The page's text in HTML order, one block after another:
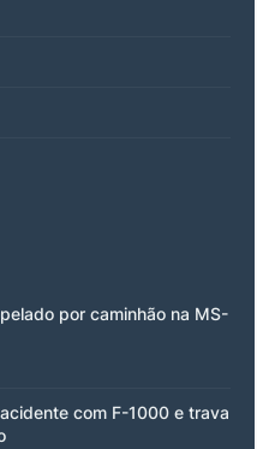
por caminhão na MS-
com F-1000 e trava